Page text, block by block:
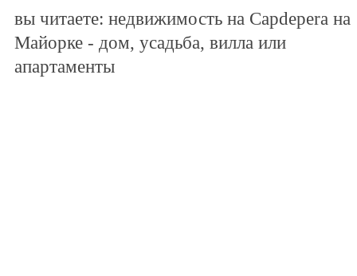
вы читаете: недвижимость на Capdepera на
Майорке - дом, усадьба, вилла или
апартаменты